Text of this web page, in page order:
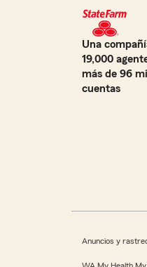
Una
19,000
más de 96
cuentas
Anuncios y